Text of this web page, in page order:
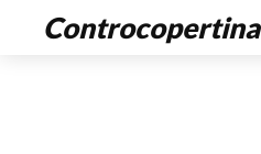
Controcopertina